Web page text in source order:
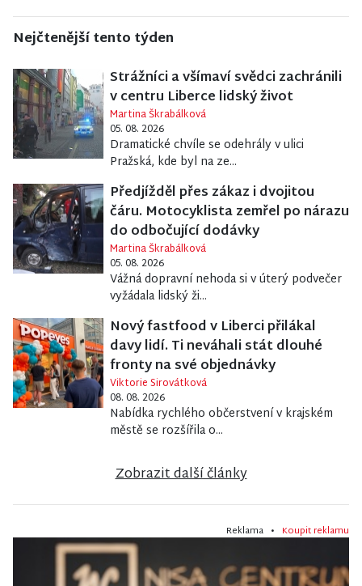
Nejčtenější tento týden
Strážníci a všímaví svědci zachránili
v centru Liberce lidský život
Martina Škrabálková
05. 08. 2026
Dramatické chvíle se odehrály v ulici
Pražská, kde byl na ze...
Předjížděl přes zákaz i dvojitou
čáru. Motocyklista zemřel po nárazu
do odbočující dodávky
Martina Škrabálková
05. 08. 2026
Vážná dopravní nehoda si v úterý podvečer
vyžádala lidský ži...
Nový fastfood v Liberci přilákal
davy lidí. Ti neváhali stát dlouhé
fronty na své objednávky
Viktorie Sirovátková
08. 08. 2026
Nabídka rychlého občerstvení v krajském
městě se rozšířila o...
Zobrazit další články
Reklama • Koupit reklamu